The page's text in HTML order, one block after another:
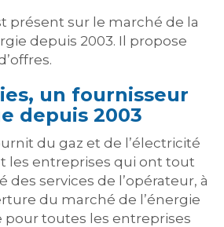
présent sur le marché de la
depuis 2003. Il propose
un fournisseur
depuis 2003
du gaz et de l’électricité
les entreprises qui ont tout
des services de l’opérateur, à
du marché de l’énergie
pour toutes les entreprises